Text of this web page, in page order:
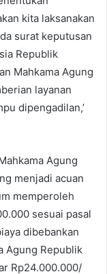
kita laksanakan
surat keputusan
Republik
Mahkama Agung
layanan
dipengadilan,’
Agung
menjadi acuan
memperoleh
sesuai pasal
dibebankan
Agung Republik
Rp24.000.000/